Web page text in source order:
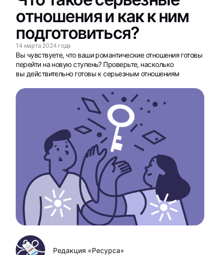
отношения и как к ним
подготовиться?
14 марта 2024 года
Вы чувствуете, что ваши романтические отношения готовы
перейти на новую ступень? Проверьте, насколько
вы действительно готовы к серьезным отношениям
Редакция «Ресурса»